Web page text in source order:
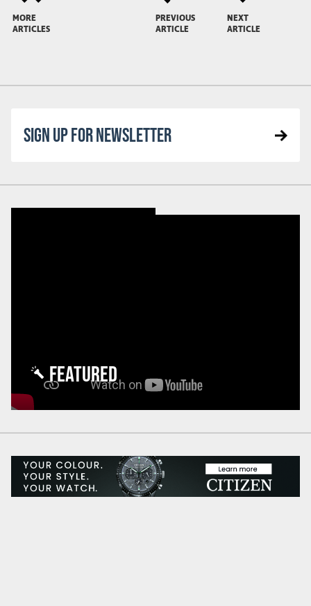
MORE
ARTICLES
PREVIOUS
ARTICLE
NEXT
ARTICLE
SIGN UP FOR NEWSLETTER
FEATURED